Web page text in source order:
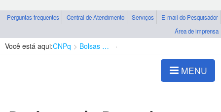
Perguntas frequentes Central de Atendimento Serviços
E-mail do Pesquisador
Área de imprensa
Você está aqui:CNPq Bolsas e Auxílios Vigentes
MENU